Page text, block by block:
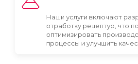
Наши услуги включают
отработку рецептур, что
оптимизировать
процессы и улучшить